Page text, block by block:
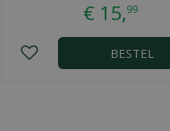
€ 15,99
BESTEL